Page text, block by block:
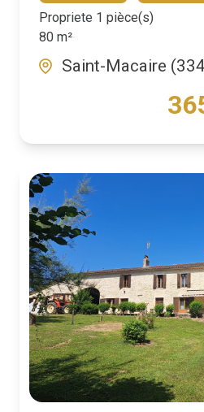
Propriete 1 pièce(s)
80 m²
Saint-Macaire